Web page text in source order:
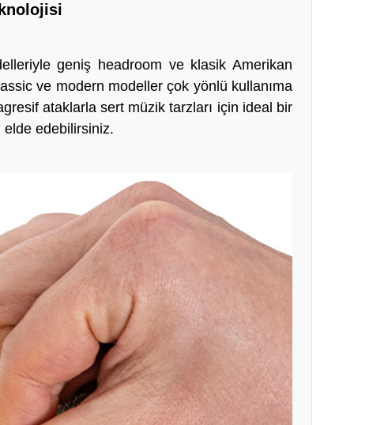
geniş headroom ve klasik Amerikan
ve modern modeller çok yönlü kullanıma
ataklarla sert müzik tarzları için ideal bir
edebilirsiniz.